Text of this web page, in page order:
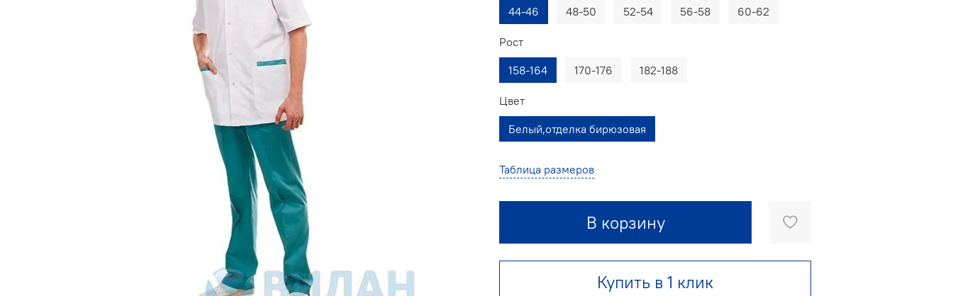
Таблица размеров
В корзину
Купить в 1 клик
44-46
48-50 52-54 56-58 60-62
Рост
158-164
170-176 182-188
Цвет
Белый,отделка бирюзовая